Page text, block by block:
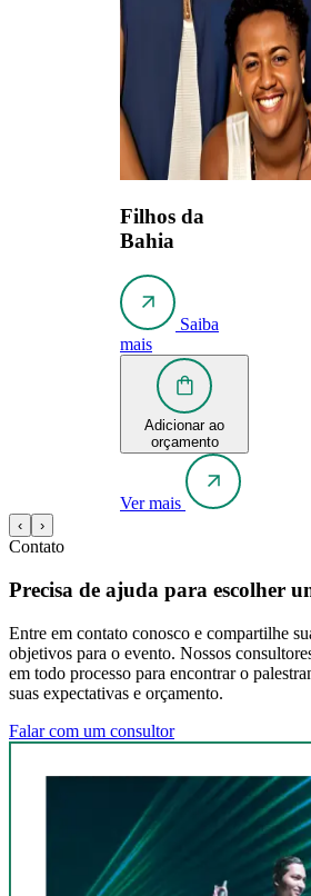
Filhos da
Bahia
Saiba
mais
Adicionar ao
orçamento
Ver mais
‹ ›
Contato
Precisa de ajuda para escolher
Entre em contato conosco e compartilhe
objetivos para o evento. Nossos
em todo processo para encontrar o
suas expectativas e orçamento.
Falar com um consultor